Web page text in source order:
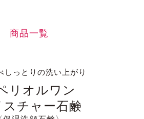
商品一覧
しっとりの洗い上がり
リオルワン
スチャー石鹸